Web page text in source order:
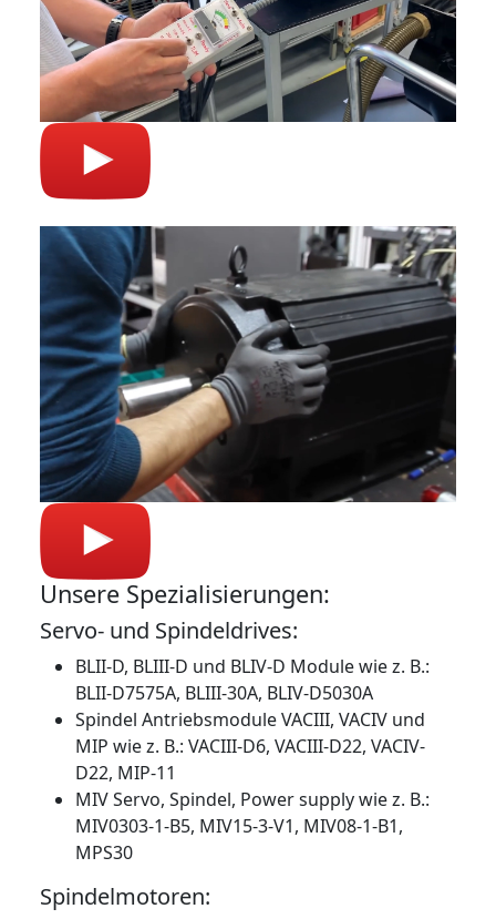
Unsere Spezialisierungen:
Servo- und Spindeldrives:
BLII-D, BLIII-D und BLIV-D Module wie z. B.:
BLII-D7575A, BLIII-30A, BLIV-D5030A
Spindel Antriebsmodule VACIII, VACIV und
MIP wie z. B.: VACIII-D6, VACIII-D22, VACIV-
D22, MIP-11
MIV Servo, Spindel, Power supply wie z. B.:
MIV0303-1-B5, MIV15-3-V1, MIV08-1-B1,
MPS30
Spindelmotoren: